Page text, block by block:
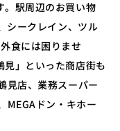
。駅周辺のお買い物
シークレイン、ツル
食には困りませ
」といった商店街も
見店、業務スーパー
MEGAドン・キホー